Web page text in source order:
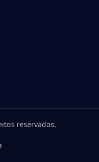
reservados.